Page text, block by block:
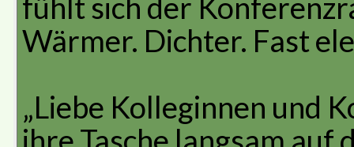
Wärmer. Dichter. Fast
„Liebe Kolleginnen und